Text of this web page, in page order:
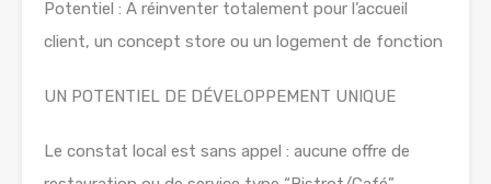
Potentiel : A réinventer totalement pour l’accueil
client, un concept store ou un logement de fonction
UN POTENTIEL DE DÉVELOPPEMENT UNIQUE
Le constat local est sans appel : aucune offre de